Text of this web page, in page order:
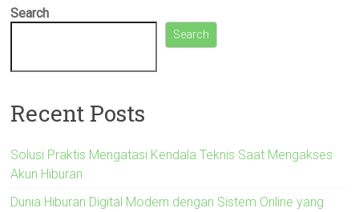
Search
Search
Recent Posts
Solusi Praktis Mengatasi Kendala Teknis Saat Mengakses
Akun Hiburan
Dunia Hiburan Digital Modern dengan Sistem Online yang